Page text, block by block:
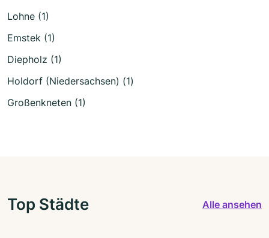
Lohne (1)
Emstek (1)
Diepholz (1)
Holdorf (Niedersachsen) (1)
Großenkneten (1)
Top Städte Alle ansehen